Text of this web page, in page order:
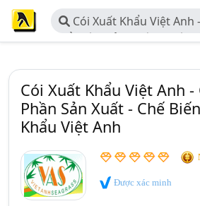
Cói Xuất Khẩu Việt Anh
Cổ Phần Sản Xuất - Chế
Cói Xuất Khẩu Việt Anh -
Phần Sản Xuất - Chế
Khẩu Việt Anh
Được xác minh